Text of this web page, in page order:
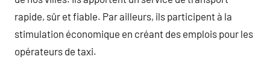
rapide, sûr et fiable. Par ailleurs, ils participent à la
stimulation économique en créant des emplois pour les
opérateurs de taxi.